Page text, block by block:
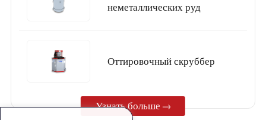
неметаллических руд
Oттировочный скруббер
Узнать больше